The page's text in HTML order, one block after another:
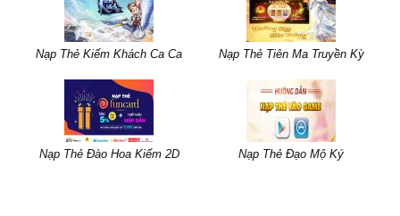
Nạp Thẻ Kiếm Khách Ca Ca Nạp Thẻ Tiên Ma Truyền Kỳ
Nạp Thẻ Đào Hoa Kiếm 2D Nạp Thẻ Đạo Mộ Ký